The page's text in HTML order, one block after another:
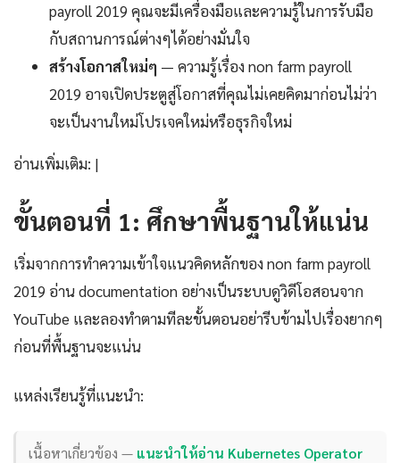
payroll 2019 คุณจะมีเครื่องมือและความรู้ในการรับมือ
กับสถานการณ์ต่างๆได้อย่างมั่นใจ
สร้างโอกาสใหม่ๆ — ความรู้เรื่อง non farm payroll
2019 อาจเปิดประตูสู่โอกาสที่คุณไม่เคยคิดมาก่อนไม่ว่า
จะเป็นงานใหม่โปรเจคใหม่หรือธุรกิจใหม่
อ่านเพิ่มเติม: |
ขั้นตอนที่ 1: ศึกษาพื้นฐานให้แน่น
เริ่มจากการทำความเข้าใจแนวคิดหลักของ non farm payroll
2019 อ่าน documentation อย่างเป็นระบบดูวิดีโอสอนจาก
YouTube และลองทำตามทีละขั้นตอนอย่ารีบข้ามไปเรื่องยากๆ
ก่อนที่พื้นฐานจะแน่น
แหล่งเรียนรู้ที่แนะนำ:
เนื้อหาเกี่ยวข้อง — แนะนำให้อ่าน Kubernetes Operator